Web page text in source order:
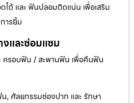
ด้ และ ฟันปลอมติดแน่น เพื่อเสริม
ารยิ้ม
งและซ่อมแซม
ครอบฟัน / สะพานฟัน เพื่อคืนฟัน
, ศัลยกรรมช่องปาก และ รักษา